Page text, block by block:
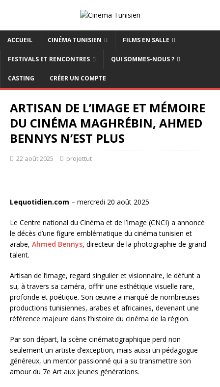
ACCUEIL CINÉMA TUNISIEN FILMS EN SALLE
FESTIVALS ET RENCONTRES QUI SOMMES-NOUS ?
CASTING CRÉER UN COMPTE
ARTISAN DE L’IMAGE ET MÉMOIRE
DU CINÉMA MAGHRÉBIN, AHMED
BENNYS N’EST PLUS
22 août 2025 projettut
Lequotidien.com – mercredi 20 août 2025
Le Centre national du Cinéma et de l’Image (CNCI) a annoncé
le décès d’une figure emblématique du cinéma tunisien et
arabe, Ahmed Bennys, directeur de la photographie de grand
talent.
Artisan de l’image, regard singulier et visionnaire, le défunt a
su, à travers sa caméra, offrir une esthétique visuelle rare,
profonde et poétique. Son œuvre a marqué de nombreuses
productions tunisiennes, arabes et africaines, devenant une
référence majeure dans l’histoire du cinéma de la région.
Par son départ, la scène cinématographique perd non
seulement un artiste d’exception, mais aussi un pédagogue
généreux, un mentor passionné qui a su transmettre son
amour du 7e Art aux jeunes générations.